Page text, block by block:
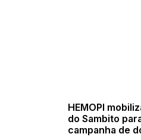
HEMOPI
do Sambito
campanha de